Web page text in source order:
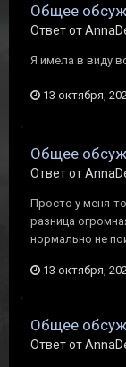
Общее
Ответ от
Я имела в виду
13 октября,
Общее
Ответ от
Просто у меня-
разница
нормально не
13 октября,
Общее
Ответ от